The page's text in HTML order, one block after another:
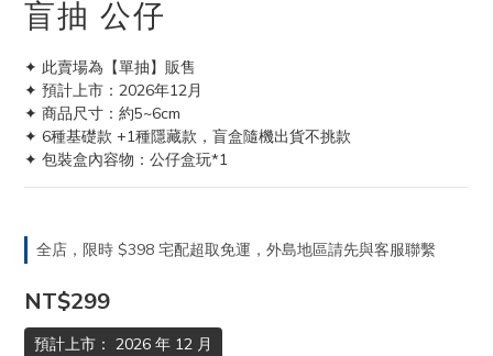
盲抽 公仔
✦ 此賣場為【單抽】販售
✦ 預計上市：2026年12月
✦ 商品尺寸：約5~6cm
✦ 6種基礎款 +1種隱藏款，盲盒隨機出貨不挑款
✦ 包裝盒內容物：公仔盒玩*1
全店，限時 $398 宅配超取免運，外島地區請先與客服聯繫
NT$299
預計上市： 2026 年 12 月